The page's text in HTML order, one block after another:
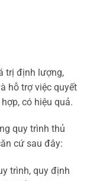
trị định lượng,
hỗ trợ việc quyết
có hiệu quả.
quy trình thủ
cứ sau đây:
trình, quy định